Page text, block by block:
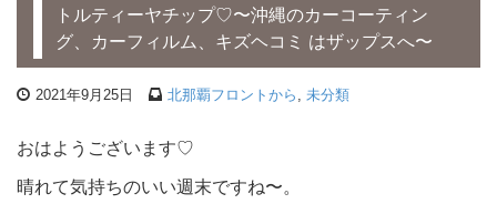
トルティーヤチップ♡〜沖縄のカーコーティン
グ、カーフィルム、キズヘコミ はザップスへ〜
2021年9月25日 北那覇フロントから , 未分類
おはようございます♡
晴れて気持ちのいい週末ですね〜。